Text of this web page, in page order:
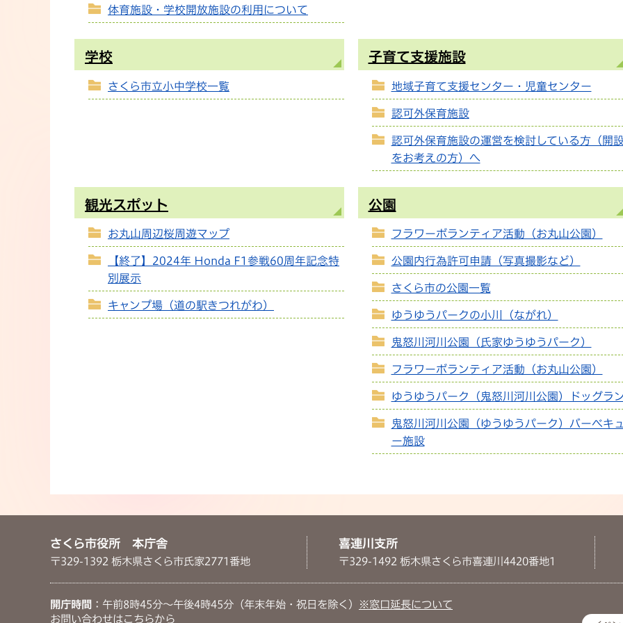
体育施設・学校開放施設の利用について
学校
さくら市立小中学校一覧
子育て支援施設
地域子育て支援センター・児童センター
認可外保育施設
認可外保育施設の運営を検討している方（開
をお考えの方）へ
観光スポット
お丸山周辺桜周遊マップ
【終了】2024年 Honda F1参戦60周年記念特
別展示
キャンプ場（道の駅きつれがわ）
公園
フラワーボランティア活動（お丸山公園）
公園内行為許可申請（写真撮影など）
さくら市の公園一覧
ゆうゆうパークの小川（ながれ）
鬼怒川河川公園（氏家ゆうゆうパーク）
フラワーボランティア活動（お丸山公園）
ゆうゆうパーク（鬼怒川河川公園）ドッグラ
鬼怒川河川公園（ゆうゆうパーク）バーベキ
ー施設
さくら市役所 本庁舎
〒329-1392 栃木県さくら市氏家2771番地
喜連川支所
〒329-1492 栃木県さくら市喜連川4420番地1
開庁時間 ：午前8時45分～午後4時45分（年末年始・祝日を除く）
※窓口延長について
お問い合わせはこちらから